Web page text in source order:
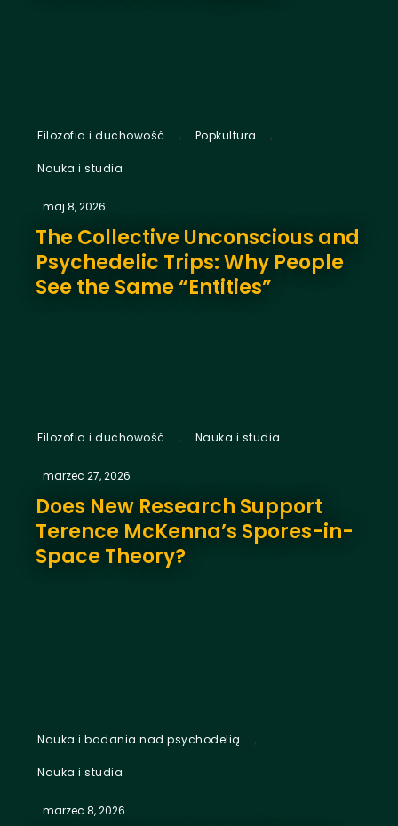
Filozofia i duchowość , Popkultura ,
Nauka i studia
maj 8, 2026
The Collective Unconscious and
Psychedelic Trips: Why People
See the Same “Entities”
Filozofia i duchowość , Nauka i studia
marzec 27, 2026
Does New Research Support
Terence McKenna’s Spores-in-
Space Theory?
Nauka i badania nad psychodelią ,
Nauka i studia
marzec 8, 2026